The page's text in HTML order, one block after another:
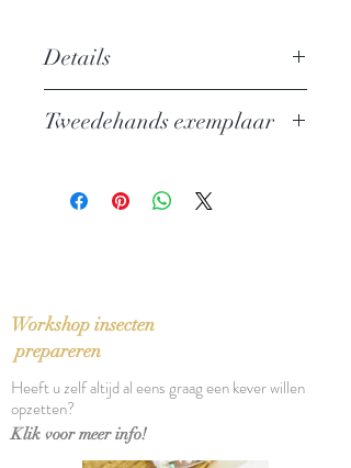
Details
Pessoa]
ISBN: 9789029539579
Desassossego (1982)
Bindwijze: Paperback
Verschijningsdatum: 2018
Aantal pagina's: 612
Tweedehands exemplaar
Workshop insecten
prepareren
Heeft u zelf altijd al eens graag een kever willen
opzetten?
Klik voor meer info!